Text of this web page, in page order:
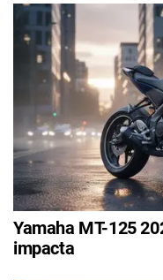
Yamaha MT-125
impacta